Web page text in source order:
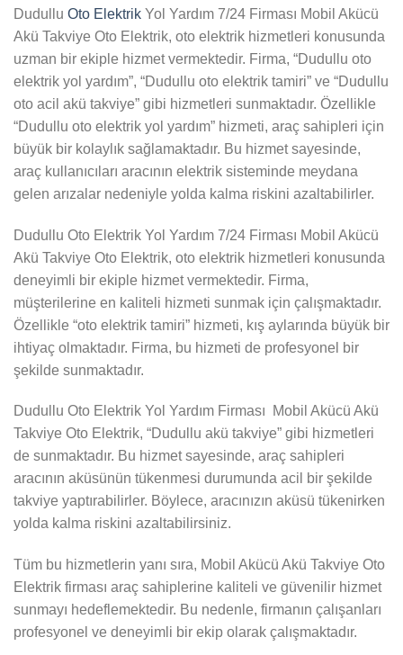
Dudullu Oto Elektrik Yol Yardım 7/24 Firması Mobil Akücü
Akü Takviye Oto Elektrik, oto elektrik hizmetleri konusunda
uzman bir ekiple hizmet vermektedir. Firma, “Dudullu oto
elektrik yol yardım”, “Dudullu oto elektrik tamiri” ve “Dudullu
oto acil akü takviye” gibi hizmetleri sunmaktadır. Özellikle
“Dudullu oto elektrik yol yardım” hizmeti, araç sahipleri için
büyük bir kolaylık sağlamaktadır. Bu hizmet sayesinde,
araç kullanıcıları aracının elektrik sisteminde meydana
gelen arızalar nedeniyle yolda kalma riskini azaltabilirler.
Dudullu Oto Elektrik Yol Yardım 7/24 Firması Mobil Akücü
Akü Takviye Oto Elektrik, oto elektrik hizmetleri konusunda
deneyimli bir ekiple hizmet vermektedir. Firma,
müşterilerine en kaliteli hizmeti sunmak için çalışmaktadır.
Özellikle “oto elektrik tamiri” hizmeti, kış aylarında büyük bir
ihtiyaç olmaktadır. Firma, bu hizmeti de profesyonel bir
şekilde sunmaktadır.
Dudullu Oto Elektrik Yol Yardım Firması Mobil Akücü Akü
Takviye Oto Elektrik, “Dudullu akü takviye” gibi hizmetleri
de sunmaktadır. Bu hizmet sayesinde, araç sahipleri
aracının aküsünün tükenmesi durumunda acil bir şekilde
takviye yaptırabilirler. Böylece, aracınızın aküsü tükenirken
yolda kalma riskini azaltabilirsiniz.
Tüm bu hizmetlerin yanı sıra, Mobil Akücü Akü Takviye Oto
Elektrik firması araç sahiplerine kaliteli ve güvenilir hizmet
sunmayı hedeflemektedir. Bu nedenle, firmanın çalışanları
profesyonel ve deneyimli bir ekip olarak çalışmaktadır.